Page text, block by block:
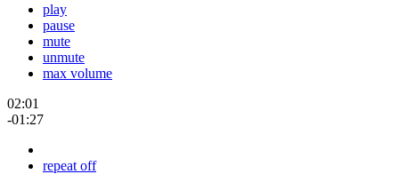
play
pause
mute
unmute
max volume
02:01
-01:27
repeat off